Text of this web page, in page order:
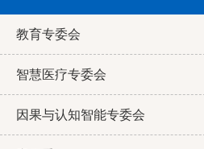
教育专委会
智慧医疗专委会
因果与认知智能专委会